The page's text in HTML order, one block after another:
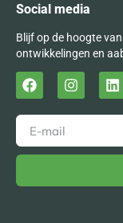
Social media
Blijf op de hoogte
ontwikkelingen en